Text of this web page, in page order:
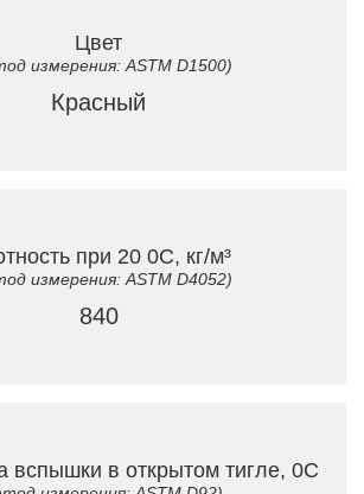
Цвет
измерения: ASTM D1500)
Красный
при 20 0C, кг/м³
измерения: ASTM D4052)
840
вспышки в открытом тигле, 0C